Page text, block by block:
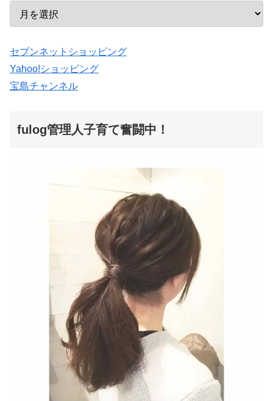
セブンネットショッピング
Yahoo!ショッピング
宝島チャンネル
fulog管理人子育て奮闘中！